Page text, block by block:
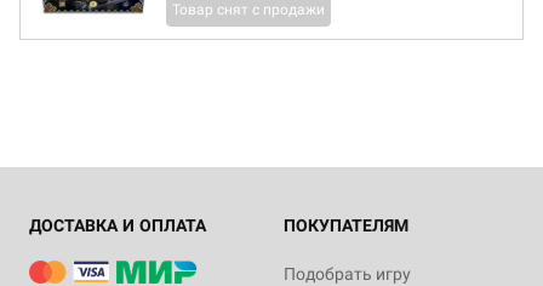
Товар снят с продажи
ДОСТАВКА И ОПЛАТА ПОКУПАТЕЛЯМ
Подобрать игру